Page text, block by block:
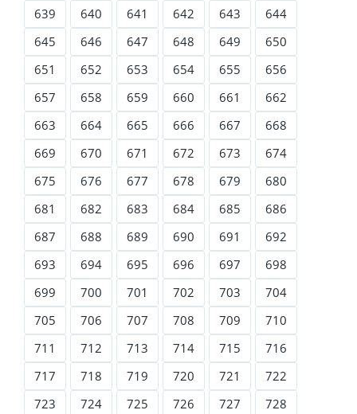
639
640 641 642 643
644
645
646 647 648 649
650
651
652 653 654 655
656
657
658 659 660 661
662
663
664 665 666 667
668
669
670 671 672 673
674
675
676 677 678 679
680
681
682 683 684 685
686
687
688 689 690 691
692
693
694 695 696 697
698
699
700 701 702 703
704
705
706 707 708 709
710
711
712 713 714 715
716
717
718 719 720 721
722
723
724 725 726 727
728